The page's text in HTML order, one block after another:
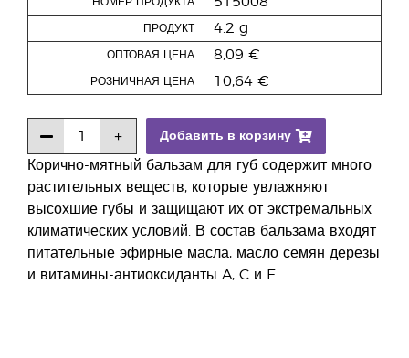
Корично-мятный бальзам для губ содержит много
растительных веществ, которые увлажняют
высохшие губы и защищают их от экстремальных
климатических условий. В состав бальзама входят
питательные эфирные масла, масло семян дерезы
и витамины-антиоксиданты A, C и E.
ПРОДУКТ 4.2 g
ОПТОВАЯ ЦЕНА 8,09 €
РОЗНИЧНАЯ ЦЕНА 10,64 €
Добавить в корзину